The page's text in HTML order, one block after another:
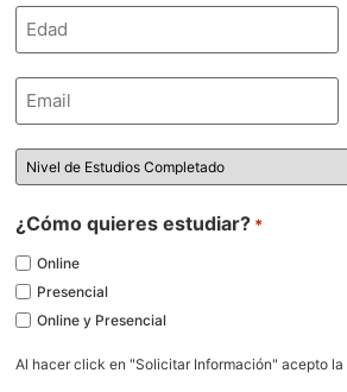
Número
Email
Nivel
de
¿Cómo quieres estudiar? *
Online
Presencial
Online y Presencial
Al hacer click en "Solicitar Información" acepto la